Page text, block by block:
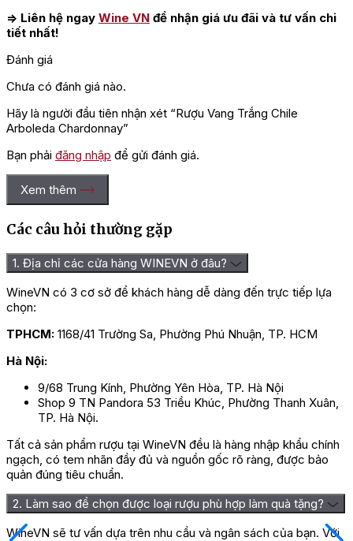
=> Liên hệ ngay Wine VN để nhận giá ưu đãi và tư vấn chi
tiết nhất!
Đánh giá
Chưa có đánh giá nào.
Hãy là người đầu tiên nhận xét “Rượu Vang Trắng Chile
Arboleda Chardonnay”
Bạn phải đăng nhập để gửi đánh giá.
Xem thêm
Các câu hỏi thường gặp
1. Địa chỉ các cửa hàng WINEVN ở đâu?
WineVN có 3 cơ sở để khách hàng dễ dàng đến trực tiếp lựa
chọn:
TPHCM: 1168/41 Trường Sa, Phường Phú Nhuận, TP. HCM
Hà Nội:
9/68 Trung Kính, Phường Yên Hòa, TP. Hà Nội
Shop 9 TN Pandora 53 Triều Khúc, Phường Thanh Xuân,
TP. Hà Nội.
Tất cả sản phẩm rượu tại WineVN đều là hàng nhập khẩu chính
ngạch, có tem nhãn đầy đủ và nguồn gốc rõ ràng, được bảo
quản đúng tiêu chuẩn.
2. Làm sao để chọn được loại rượu phù hợp làm quà tặng?
WineVN sẽ tư vấn dựa trên nhu cầu và ngân sách của bạn. Với